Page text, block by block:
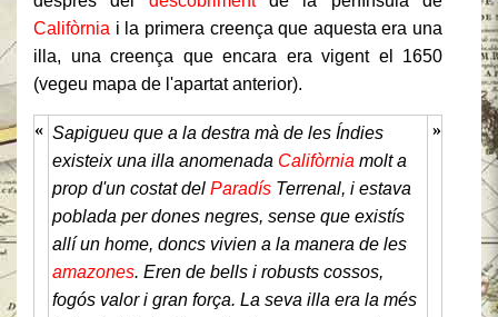
Califòrnia i la primera creença que aquesta era una
illa, una creença que encara era vigent el 1650
(vegeu mapa de l'apartat anterior).
« Sapigueu que a la destra mà de les Índies
existeix una illa anomenada Califòrnia molt a
prop d'un costat del Paradís Terrenal, i estava
poblada per dones negres, sense que existís
allí un home, doncs vivien a la manera de les
amazones. Eren de bells i robusts cossos,
fogós valor i gran força. La seva illa era la més
»